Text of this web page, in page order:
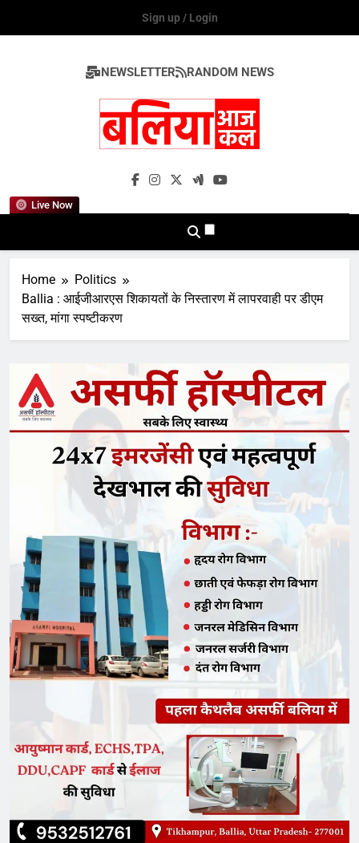
Sign up / Login
NEWSLETTER RANDOM NEWS
Live Now
Ballia Aaj Kal
Home
Politics
Ballia : आईजीआरएस शिकायतों के निस्तारण में लापरवाही पर डीएम
सख्त, मांगा स्पष्टीकरण